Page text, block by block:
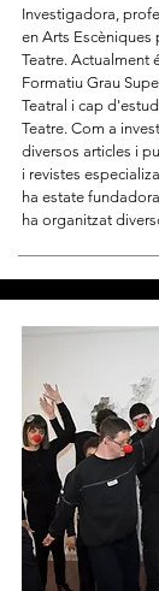
Investigadora,
en Arts Escèniques
Teatre. Actualment
Formatiu Grau
Teatral i cap
Teatre. Com a
diversos articles i
i revistes
ha estate
ha organitzat